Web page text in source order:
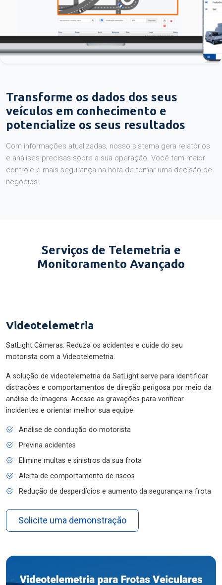
Transforme os dados dos seus
veículos em conhecimento e
potencialize os seus resultados
Com informações atualizadas, nosso sistema gera relatórios
e análises precisas sobre a sua operação. Você tem maior
controle e mais segurança na hora de tomar uma decisão de
negócios.
Serviços de Telemetria e
Monitoramento Avançado
Videotelemetria
SatLight Câmeras: Reduza os acidentes e cuide do seu
motorista com a Videotelemetria.
A solução de videotelemetria da SatLight serve para identificar
distrações e comportamentos de direção perigosa por meio da
análise de imagens. Acesse as gravações para verificar
incidentes e orientar melhor sua equipe.
Análise de condução do motorista
Previna acidentes
Elimine multas e sinistros da sua frota
Alerta de comportamento de riscos
Redução de desperdícios e aumento da segurança na frota
Solicite uma demonstração